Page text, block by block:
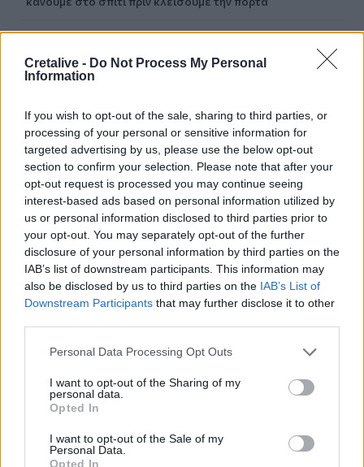
Cretalive - Do Not Process My Personal
Information
If you wish to opt-out of the sale, sharing to third parties, or
processing of your personal or sensitive information for
targeted advertising by us, please use the below opt-out
section to confirm your selection. Please note that after your
opt-out request is processed you may continue seeing
interest-based ads based on personal information utilized by
us or personal information disclosed to third parties prior to
your opt-out. You may separately opt-out of the further
disclosure of your personal information by third parties on the
IAB’s list of downstream participants. This information may
also be disclosed by us to third parties on the IAB’s List of
Downstream Participants that may further disclose it to other
Personal Data Processing Opt Outs
I want to opt-out of the Sharing of my
personal data.
Opted In
I want to opt-out of the Sale of my
Personal Data.
Opted In
Μαγειρεμένο ρύζι: Πόσο διατηρείται στο ψυγείο και τα
συχνά λάθη που πρέπει να προσέξουμε
Οι ειδικοί εξηγούν: Το κλιματιστικό ρυθμίζει τη
θερμοκρασία, ο ανεμιστήρας οροφής αλλάζει την
αίσθηση
02:30
Αυξάνονται οι ενδείξεις για ζωή στον Άρη
01:30
Ειδικός λέει ποια φυτά να βάλεις στο μπαλκόνι σου το
καλοκαίρι
Βιολόγος: «Αυτό που προσελκύει τα κουνούπια δεν είναι
το γλυκό αίμα, αλλά οι χημικές ενώσεις που εκπέμπουμε»